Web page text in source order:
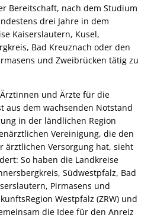
Bereitschaft, nach dem Studium
drei Jahre in dem
Kaiserslautern, Kusel,
Bad Kreuznach oder den
und Zweibrücken tätig zu
und Ärzte für die
aus dem wachsenden Notstand
in der ländlichen Region
Vereinigung, die den
ärztlichen Versorgung hat, sieht
So haben die Landkreise
Südwestpfalz, Bad
Pirmasens und
Westpfalz (ZRW) und
die Idee für den Anreiz